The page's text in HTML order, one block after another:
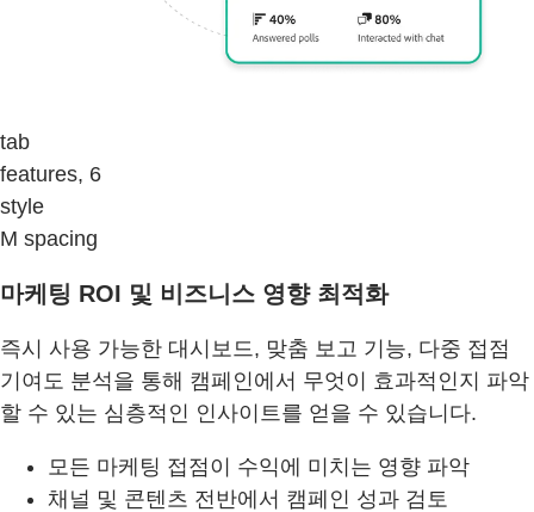
tab
features, 6
style
M spacing
마케팅 ROI 및 비즈니스 영향 최적화
즉시 사용 가능한 대시보드, 맞춤 보고 기능, 다중 접점
기여도 분석을 통해 캠페인에서 무엇이 효과적인지 파악
할 수 있는 심층적인 인사이트를 얻을 수 있습니다.
모든 마케팅 접점이 수익에 미치는 영향 파악
채널 및 콘텐츠 전반에서 캠페인 성과 검토